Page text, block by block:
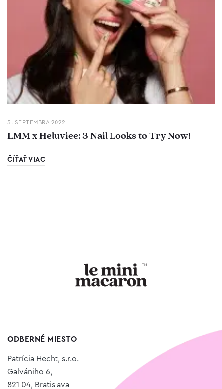
5. SEPTEMBRA 2022
LMM x Heluviee: 3 Nail Looks to Try Now!
ČÍŤAŤ VIAC
ODBERNÉ MIESTO
Patrícia Hecht, s.r.o.
Galvániho 6,
821 04, Bratislava